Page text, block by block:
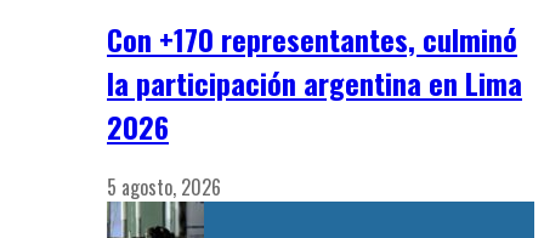
Con +170 representantes, culminó
la participación argentina en Lima
2026
5 agosto, 2026